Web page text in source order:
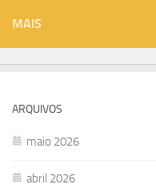
MAIS
ARQUIVOS
maio 2026
abril 2026